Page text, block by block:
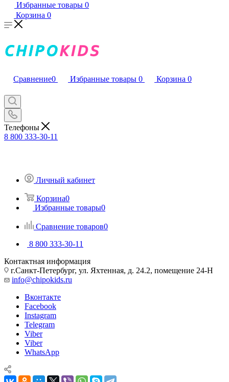
Избранные товары 0
Корзина 0
Сравнение0 Избранные товары 0 Корзина 0
Телефоны
8 800 333-30-11
Личный кабинет
Корзина0
Избранные товары0
Сравнение товаров0
8 800 333-30-11
Контактная информация
г.Санкт-Петербург, ул. Яхтенная, д. 24.2, помещение 24-Н
info@chipokids.ru
Вконтакте
Facebook
Instagram
Telegram
Viber
Viber
WhatsApp